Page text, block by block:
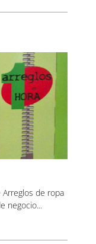
Arreglos de ropa
negocio...